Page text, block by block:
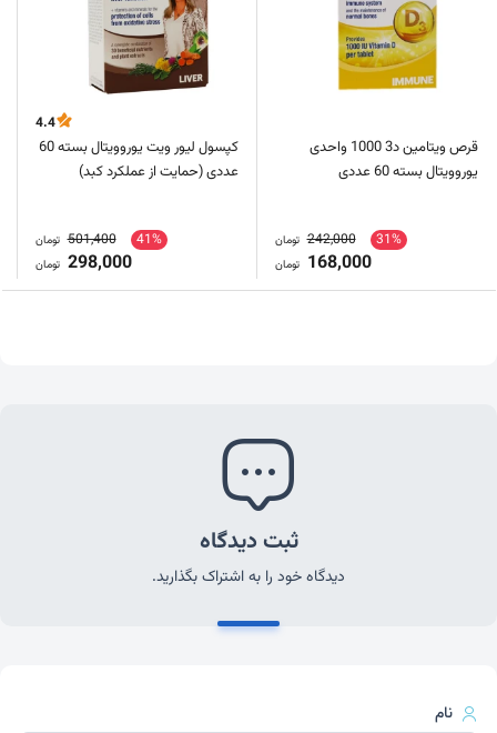
قرص ویتامین د3 1000 واحدی
یوروویتال بسته 60 عددی
31%
242,000 تومان
168,000 تومان
4.4
کپسول لیور ویت یوروویتال بسته 60
عددی (حمایت از عملکرد کبد)
41%
501,400 تومان
298,000 تومان
ثبت دیدگاه
دیدگاه خود را به اشتراک بگذارید.
نام